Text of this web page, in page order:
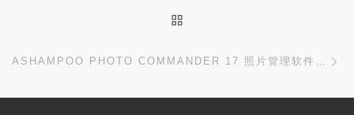
ASHAMPOO PHOTO COMMANDER 17 照片管理软件/本站专属优惠 10 元/优惠后￥58